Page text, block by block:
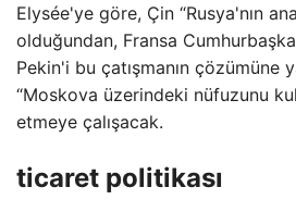
Elysée'ye göre, Çin “Rusya'nın
olduğundan, Fransa
Pekin'i bu çatışmanın çözümüne
“Moskova üzerindeki nüfuzunu
etmeye çalışacak.
ticaret politikası